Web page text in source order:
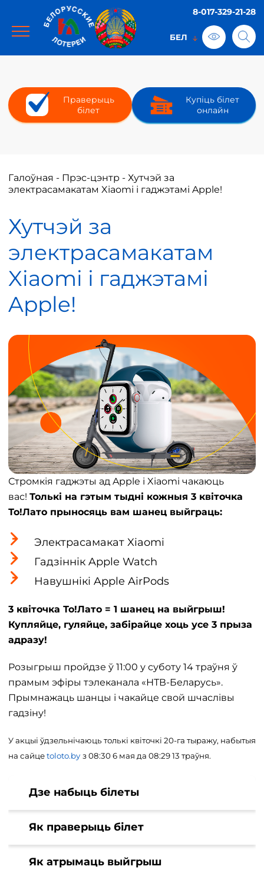
8-017-329-21-28
Праверыць
білет
Купіць білет
онлайн
Галоўная - Прэс-цэнтр - Хутчэй за
электрасамакатам Xiaomi і гаджэтамі Apple!
Хутчэй за
электрасамакатам
Xiaomi і гаджэтамі
Apple!
Стромкія гаджэты ад Apple і Xiaomi чакаюць
вас! Толькі на гэтым тыдні кожныя 3 квіточка
То!Лато прыносяць вам шанец выйграць:
Электрасамакат Xiaomi
Гадзіннік Apple Watch
Навушнікі Apple AirPods
3 квіточка То!Лато = 1 шанец на выйгрыш!
Купляйце, гуляйце, забірайце хоць усе 3 прыза
адразу!
Розыгрыш пройдзе ў 11:00 у суботу 14 траўня ў
прамым эфіры тэлеканала «НТВ-Беларусь».
Прымнажаць шанцы і чакайце свой шчаслівы
гадзіну!
У акцыі ўдзельнічаюць толькі квіточкі 20-га тыражу, набытыя
на сайцеtoloto.by з 08:30 6 мая да 08:29 13 траўня.
Дзе набыць білеты
Як праверыць білет
Як атрымаць выйгрыш